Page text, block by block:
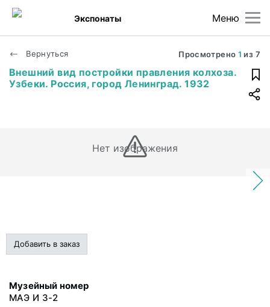
Меню
Экспонаты
Вернуться Просмотрено 1 из 7
Внешний вид постройки правления колхоза.
Узбеки. Россия, город Ленинград. 1932
Нет изображения
Добавить в заказ
Музейный номер
МАЭ И 3-2